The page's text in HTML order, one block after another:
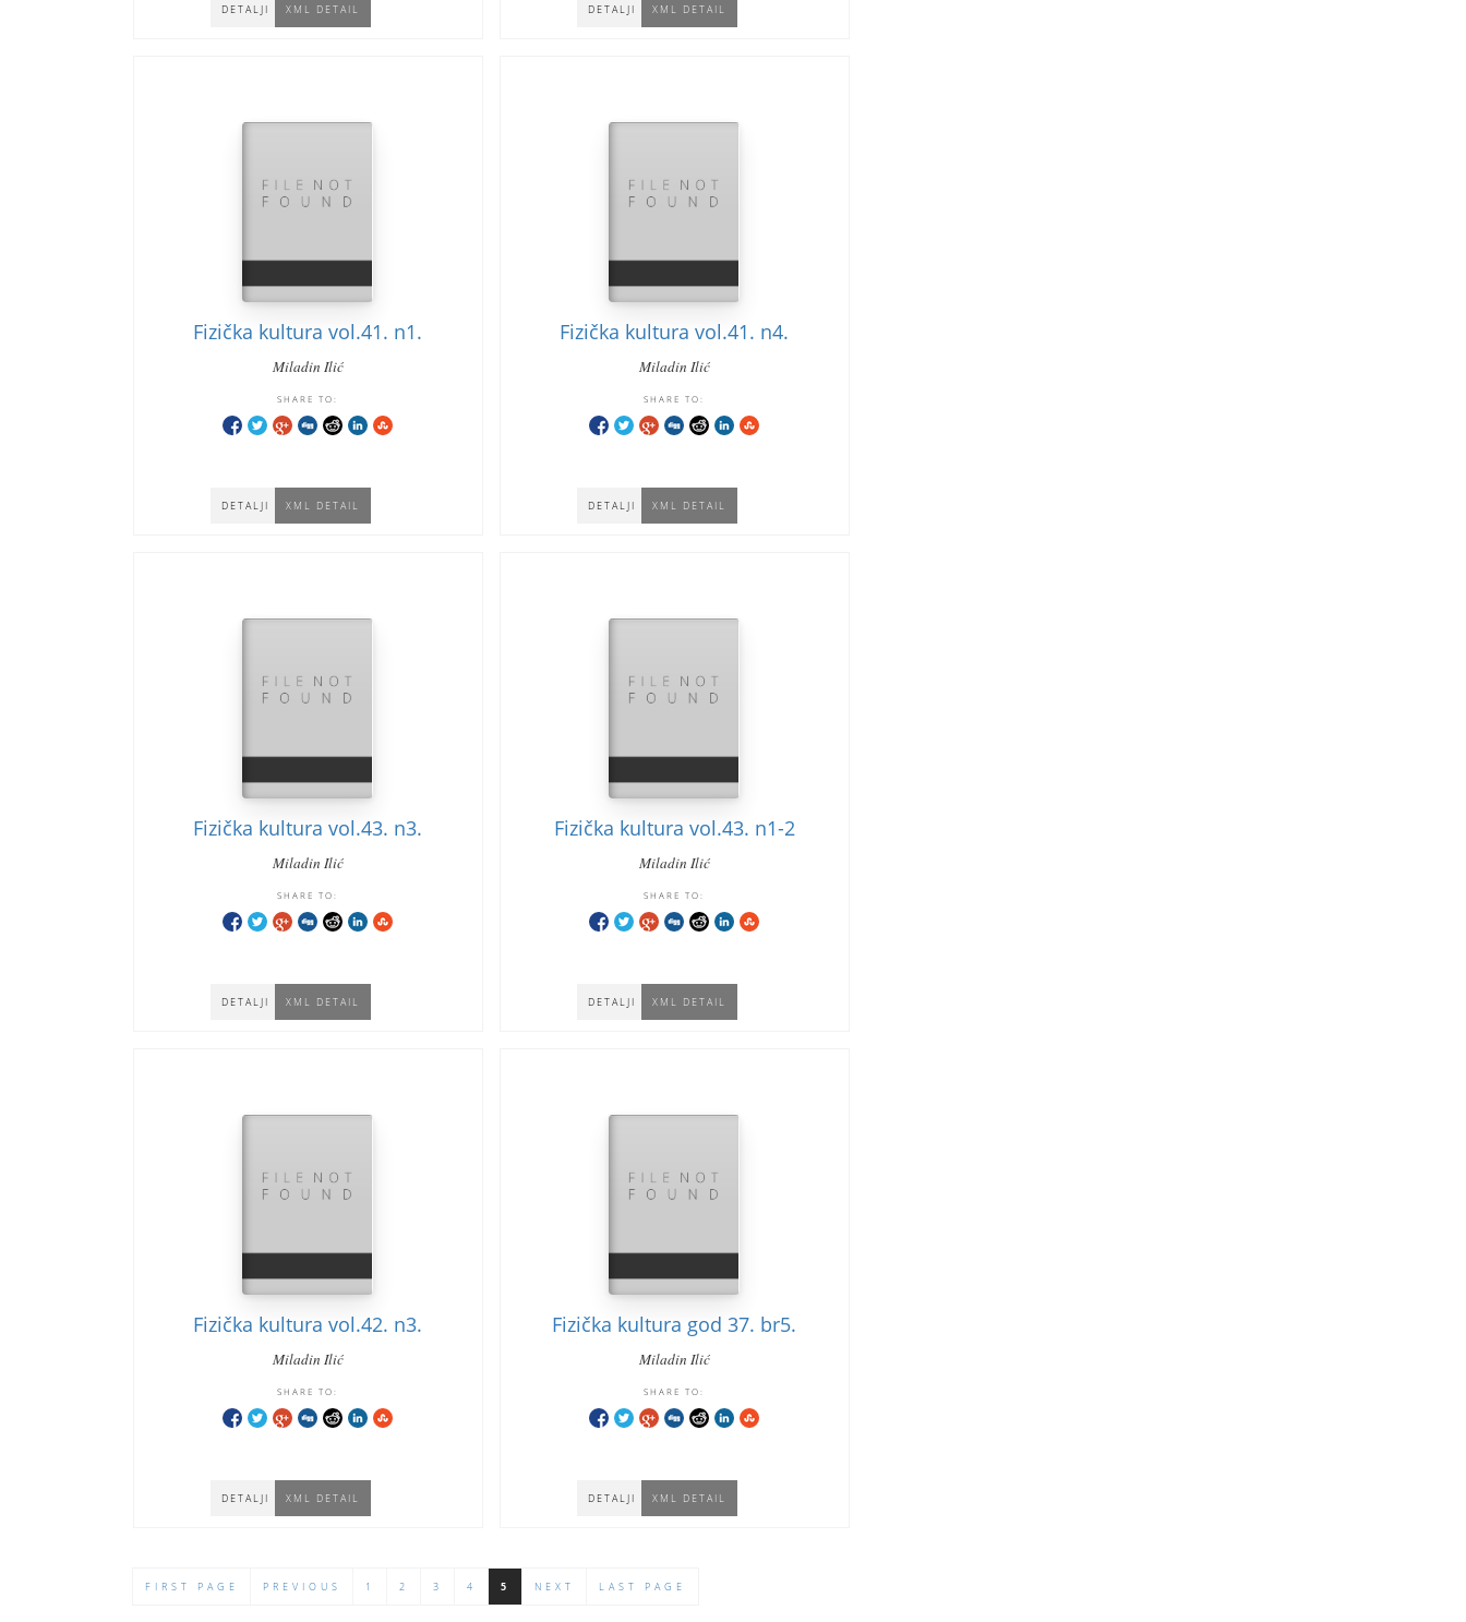
DETALJI XML DETAIL DETALJI XML DETAIL
Fizička kultura vol.41. n1.
Miladin Ilić
DETALJI XML DETAIL
SHARE TO:
Fizička kultura vol.41. n4.
Miladin Ilić
DETALJI XML DETAIL
SHARE TO:
Fizička kultura vol.43. n3.
Miladin Ilić
DETALJI XML DETAIL
SHARE TO:
Fizička kultura vol.43. n1-2
Miladin Ilić
DETALJI XML DETAIL
SHARE TO:
Fizička kultura vol.42. n3.
Miladin Ilić
DETALJI XML DETAIL
SHARE TO:
Fizička kultura god 37. br5.
Miladin Ilić
DETALJI XML DETAIL
SHARE TO:
FIRST PAGE PREVIOUS 1 2 3 4 5 NEXT LAST PAGE